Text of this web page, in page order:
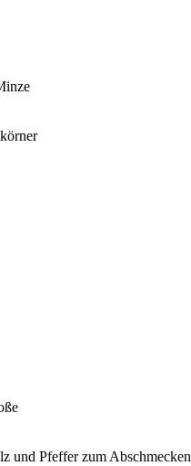
und Pfeffer zum Abschmecken